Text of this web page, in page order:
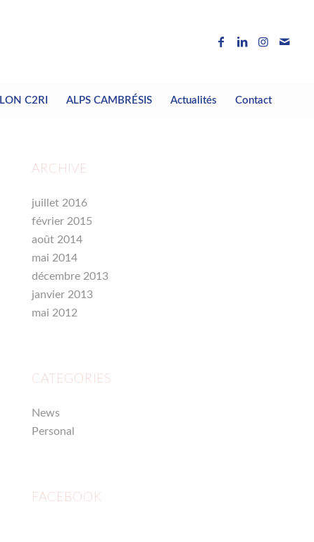
C2RI ALPS CAMBRÉSIS Actualités Contact
ARCHIVE
juillet 2016
février 2015
août 2014
mai 2014
décembre 2013
janvier 2013
mai 2012
CATEGORIES
News
Personal
FACEBOOK